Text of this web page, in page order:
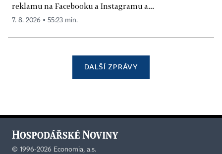
reklamu na Facebooku a Instagramu a...
7. 8. 2026 ▪ 55:23 min.
DALŠÍ ZPRÁVY
© 1996-2026 Economia, a.s.